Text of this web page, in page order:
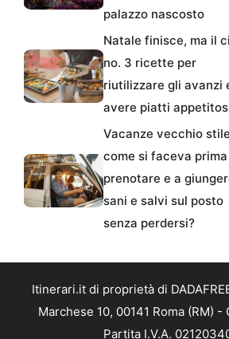
palazzo nascosto
Natale finisce, ma il
no. 3 ricette per
riutilizzare gli avanzi
avere piatti
Vacanze vecchio
come si faceva prima
prenotare e a
sani e salvi sul posto
senza perdersi?
Itinerari.it di proprietà di
Marchese 10, 00141 Roma (RM) -
Partita I.V.A.